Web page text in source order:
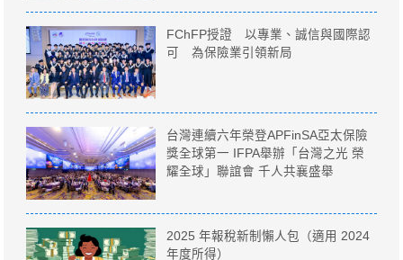
FChFP授證 以專業、誠信與國際認
可 為保險業引領新局
台灣連續六年榮登APFinSA亞太保險
獎全球第一 IFPA舉辦「台灣之光 榮
耀全球」聯誼會 千人共襄盛舉
2025 年報稅新制懶人包（適用 2024
年度所得）